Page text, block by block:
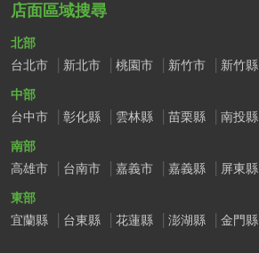
店面區域搜尋
北部
台北市
新北市 桃園市 新竹市 新竹縣
中部
台中市
彰化縣 雲林縣 苗栗縣
南投縣
南部
高雄市
台南市 嘉義市 嘉義縣
屏東縣
東部
宜蘭縣
台東縣 花蓮縣 澎湖縣 金門縣